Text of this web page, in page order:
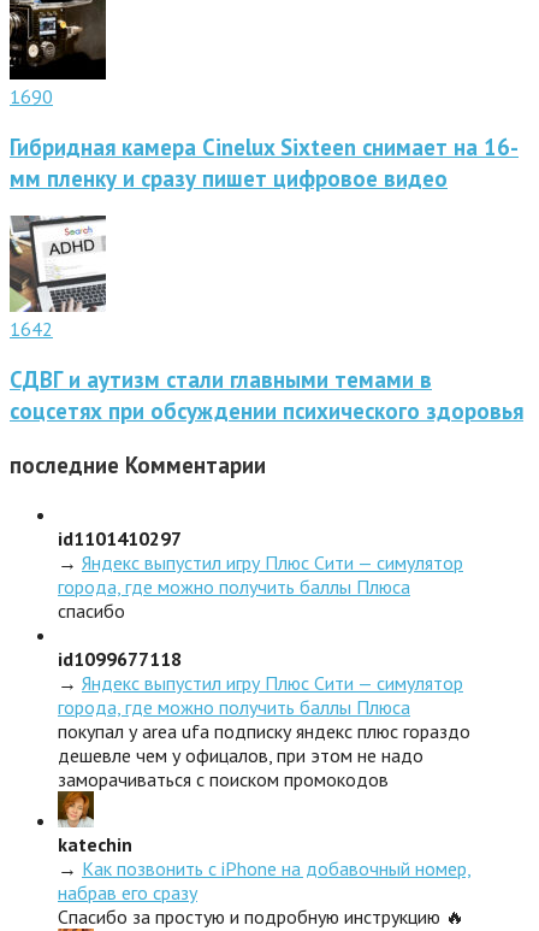
1690
Гибридная камера Cinelux Sixteen снимает на 16-
мм пленку и сразу пишет цифровое видео
1642
СДВГ и аутизм стали главными темами в
соцсетях при обсуждении психического здоровья
последние Комментарии
id1101410297
→ Яндекс выпустил игру Плюс Сити — симулятор
города, где можно получить баллы Плюса
спасибо
id1099677118
→ Яндекс выпустил игру Плюс Сити — симулятор
города, где можно получить баллы Плюса
покупал у area ufa подписку яндекс плюс гораздо
дешевле чем у офицалов, при этом не надо
заморачиваться с поиском промокодов
katechin
→ Как позвонить с iPhone на добавочный номер,
набрав его сразу
Спасибо за простую и подробную инструкцию 🔥